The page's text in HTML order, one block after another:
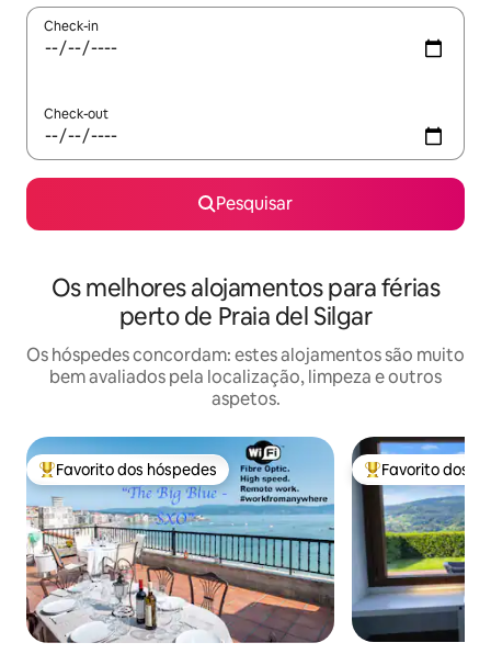
Check-in
Check-out
Pesquisar
Os melhores alojamentos para férias
perto de Praia del Silgar
Os hóspedes concordam: estes alojamentos são muito
bem avaliados pela localização, limpeza e outros
aspetos.
Favoritos dos hóspedes mais apreciados
Favorito dos hóspedes Favoritos dos
Favorito dos